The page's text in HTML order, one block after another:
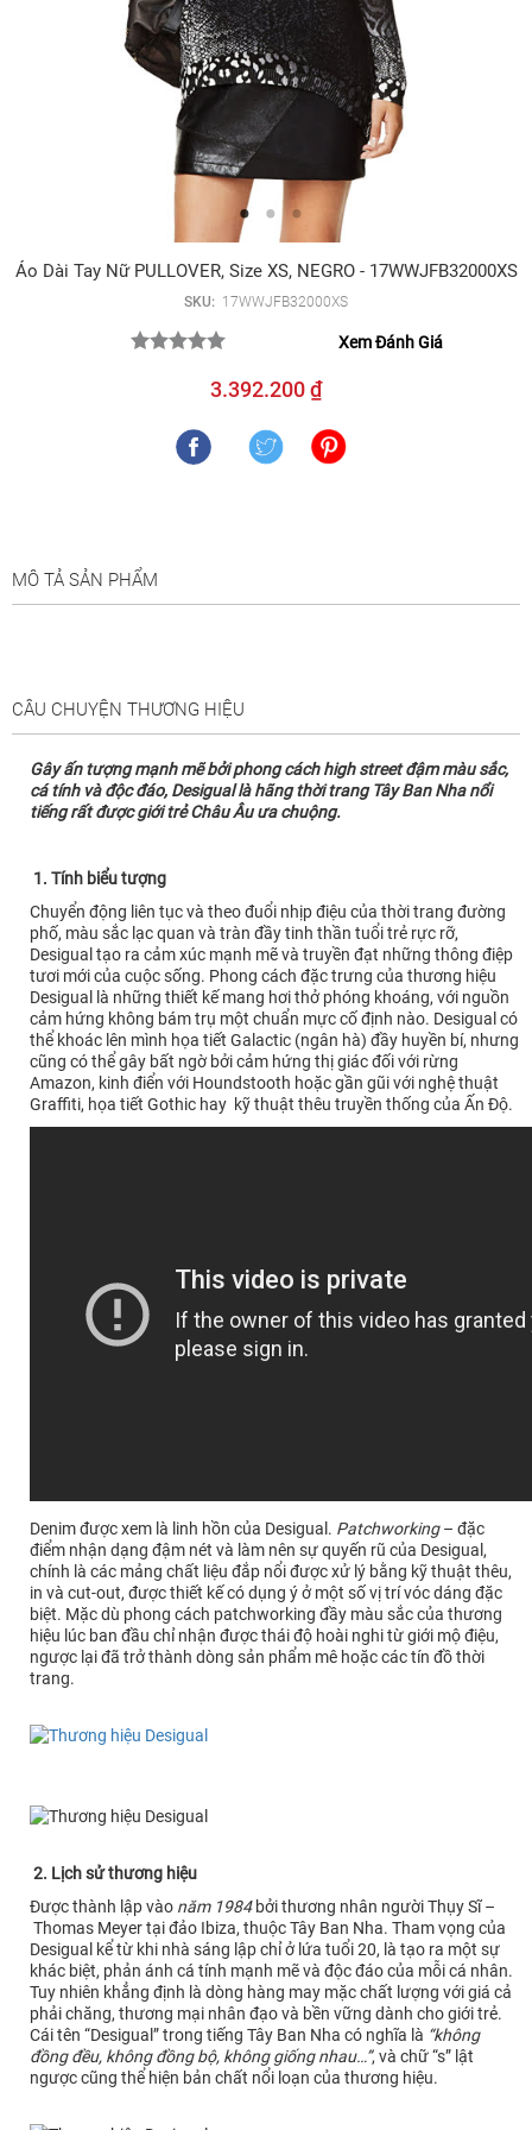
Áo Dài Tay Nữ PULLOVER, Size XS, NEGRO - 17WWJFB32000XS
SKU: 17WWJFB32000XS
Xem Đánh Giá
3.392.200 ₫
MÔ TẢ SẢN PHẨM
CÂU CHUYỆN THƯƠNG HIỆU
Gây ấn tượng mạnh mẽ bởi phong cách high street đậm màu sắc,
cá tính và độc đáo, Desigual là hãng thời trang Tây Ban Nha nổi
tiếng rất được giới trẻ Châu Âu ưa chuộng.
1. Tính biểu tượng
Chuyển động liên tục và theo đuổi nhịp điệu của thời trang đường
phố, màu sắc lạc quan và tràn đầy tinh thần tuổi trẻ rực rỡ,
Desigual tạo ra cảm xúc mạnh mẽ và truyền đạt những thông điệp
tươi mới của cuộc sống. Phong cách đặc trưng của thương hiệu
Desigual là những thiết kế mang hơi thở phóng khoáng, với nguồn
cảm hứng không bám trụ một chuẩn mực cố định nào. Desigual có
thể khoác lên mình họa tiết Galactic (ngân hà) đầy huyền bí, nhưng
cũng có thể gây bất ngờ bởi cảm hứng thị giác đối với rừng
Amazon, kinh điển với Houndstooth hoặc gần gũi với nghệ thuật
Graffiti, họa tiết Gothic hay kỹ thuật thêu truyền thống của Ấn Độ.
Denim được xem là linh hồn của Desigual. Patchworking– đặc
điểm nhận dạng đậm nét và làm nên sự quyến rũ của Desigual,
chính là các mảng chất liệu đắp nổi được xử lý bằng kỹ thuật thêu,
in và cut-out, được thiết kế có dụng ý ở một số vị trí vóc dáng đặc
biệt. Mặc dù phong cách patchworking đầy màu sắc của thương
hiệu lúc ban đầu chỉ nhận được thái độ hoài nghi từ giới mộ điệu,
ngược lại đã trở thành dòng sản phẩm mê hoặc các tín đồ thời
trang.
2. Lịch sử thương hiệu
Được thành lập vào năm 1984bởi thương nhân người Thụy Sĩ –
Thomas Meyer tại đảo Ibiza, thuộc Tây Ban Nha. Tham vọng của
Desigual kể từ khi nhà sáng lập chỉ ở lứa tuổi 20, là tạo ra một sự
khác biệt, phản ánh cá tính mạnh mẽ và độc đáo của mỗi cá nhân.
Tuy nhiên khẳng định là dòng hàng may mặc chất lượng với giá cả
phải chăng, thương mại nhân đạo và bền vững dành cho giới trẻ.
Cái tên “Desigual” trong tiếng Tây Ban Nha có nghĩa là “không
đồng đều, không đồng bộ, không giống nhau…”, và chữ “s” lật
ngược cũng thể hiện bản chất nổi loạn của thương hiệu.